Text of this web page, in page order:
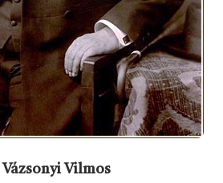
Vázsonyi Vilmos